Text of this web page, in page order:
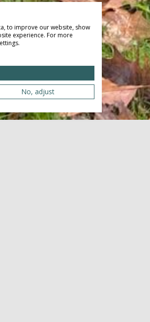
to improve our website, show
experience. For more
No, adjust